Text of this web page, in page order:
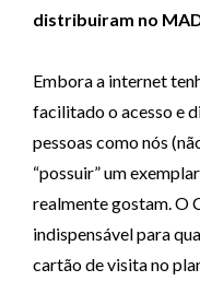
distribuiram no
Embora a internet
facilitado o acesso e
pessoas como nós
“possuir” um
realmente gostam. O
indispensável para
cartão de visita no